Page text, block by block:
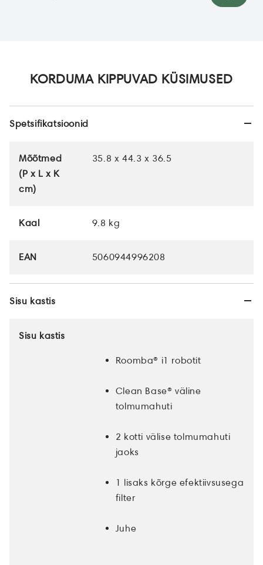
KORDUMA KIPPUVAD KÜSIMUSED
Spetsifikatsioonid
Mõõtmed
(P x L x K
cm)
35.8 x 44.3 x 36.5
Kaal 9.8 kg
EAN 5060944996208
Sisu kastis
Sisu kastis
Roomba® i1 robotit
Clean Base® väline
tolmumahuti
2 kotti välise tolmumahuti
jaoks
1 lisaks kõrge efektiivsusega
filter
Juhe